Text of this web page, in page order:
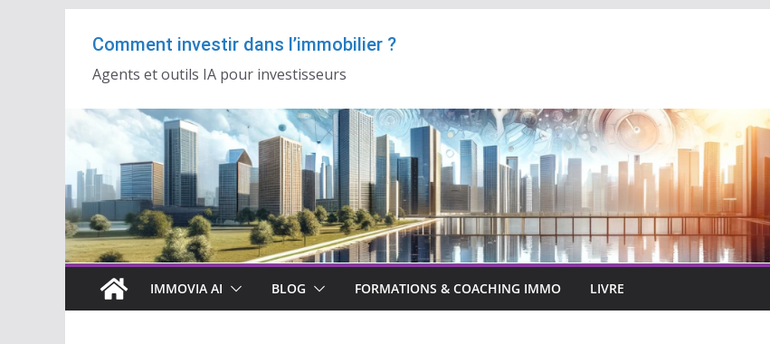
contenu
Comment investir dans l’immobilier ?
Agents et outils IA pour investisseurs
IMMOVIA AI BLOG FORMATIONS & COACHING IMMO LIVRE